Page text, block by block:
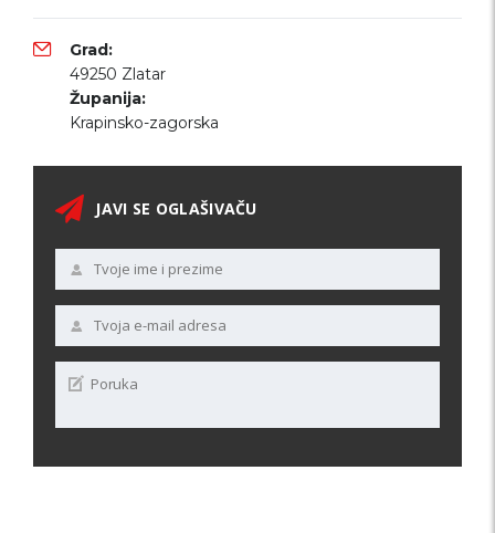
Grad:
49250 Zlatar
Županija:
Krapinsko-zagorska
JAVI SE OGLAŠIVAČU